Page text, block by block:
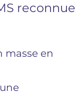
reconnue
masse en